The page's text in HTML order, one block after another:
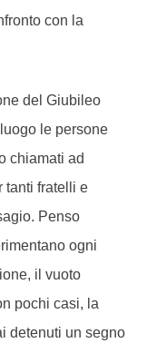
con la
del Giubileo
le persone
chiamati ad
tanti fratelli e
Penso
ogni
il vuoto
pochi casi, la
detenuti un segno